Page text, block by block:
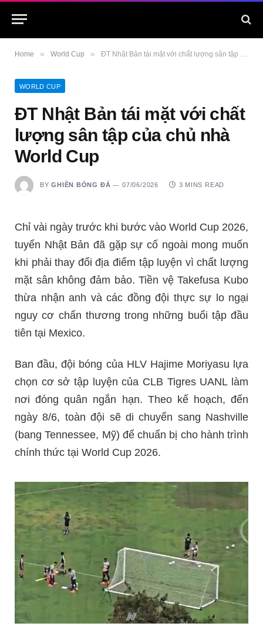
Home » World Cup » ĐT Nhật Bản tái mặt với chất lượng sân tập của chủ nhà World Cup
WORLD CUP
ĐT Nhật Bản tái mặt với chất
lượng sân tập của chủ nhà
World Cup
BY GHIỀN BÓNG ĐÁ 07/06/2026 3 MINS READ
Chỉ vài ngày trước khi bước vào World Cup 2026,
tuyển Nhật Bản đã gặp sự cố ngoài mong muốn
khi phải thay đổi địa điểm tập luyện vì chất lượng
mặt sân không đảm bảo. Tiền vệ Takefusa Kubo
thừa nhận anh và các đồng đội thực sự lo ngại
nguy cơ chấn thương trong những buổi tập đầu
tiên tại Mexico.
Ban đầu, đội bóng của HLV Hajime Moriyasu lựa
chọn cơ sở tập luyện của CLB Tigres UANL làm
nơi đóng quân ngắn hạn. Theo kế hoạch, đến
ngày 8/6, toàn đội sẽ di chuyển sang Nashville
(bang Tennessee, Mỹ) để chuẩn bị cho hành trình
chính thức tại World Cup 2026.